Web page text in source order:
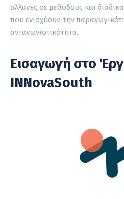
αλλαγές σε μεθόδους και
που ενισχύουν την
ανταγωνιστικότητα.
Εισαγωγή στο
INNovaSouth